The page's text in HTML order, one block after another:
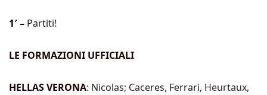
1′ – Partiti!
LE FORMAZIONI UFFICIALI
HELLAS VERONA: Nicolas; Caceres, Ferrari, Heurtaux,